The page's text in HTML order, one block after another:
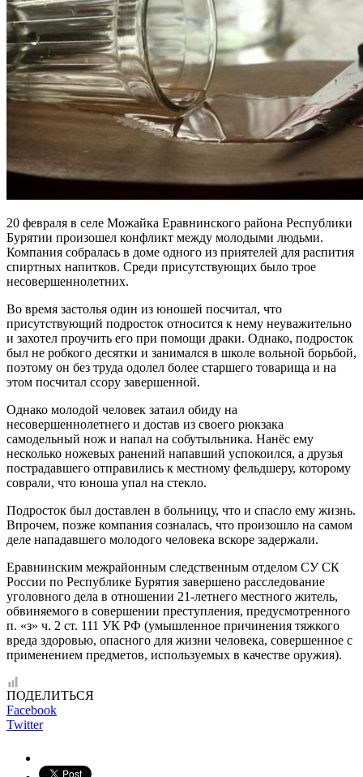
20 февраля в селе Можайка Еравнинского района Республики
Бурятии произошел конфликт между молодыми людьми.
Компания собралась в доме одного из приятелей для распития
спиртных напитков. Среди присутствующих было трое
несовершеннолетних.
Во время застолья один из юношей посчитал, что
присутствующий подросток относится к нему неуважительно
и захотел проучить его при помощи драки. Однако, подросток
был не робкого десятки и занимался в школе вольной борьбой,
поэтому он без труда одолел более старшего товарища и на
этом посчитал ссору завершенной.
Однако молодой человек затаил обиду на
несовершеннолетнего и достав из своего рюкзака
самодельный нож и напал на собутыльника. Нанёс ему
несколько ножевых ранений напавший успокоился, а друзья
пострадавшего отправились к местному фельдшеру, которому
соврали, что юноша упал на стекло.
Подросток был доставлен в больницу, что и спасло ему жизнь.
Впрочем, позже компания созналась, что произошло на самом
деле нападавшего молодого человека вскоре задержали.
Еравнинским межрайонным следственным отделом СУ СК
России по Республике Бурятия завершено расследование
уголовного дела в отношении 21-летнего местного житель,
обвиняемого в совершении преступления, предусмотренного
п. «з» ч. 2 ст. 111 УК РФ (умышленное причинения тяжкого
вреда здоровью, опасного для жизни человека, совершенное с
применением предметов, используемых в качестве оружия).
ПОДЕЛИТЬСЯ
Facebook
Twitter